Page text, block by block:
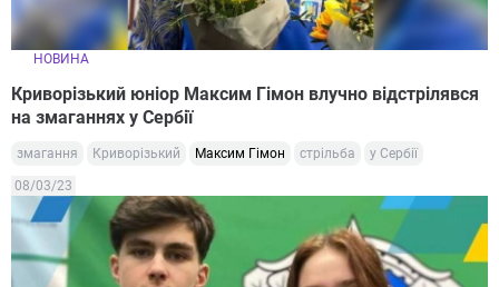
НОВИНА
Криворізький юніор Максим Гімон влучно відстрілявся
на змаганнях у Сербії
змагання Криворізький Максим Гімон стрільба у Сербії
08/03/23